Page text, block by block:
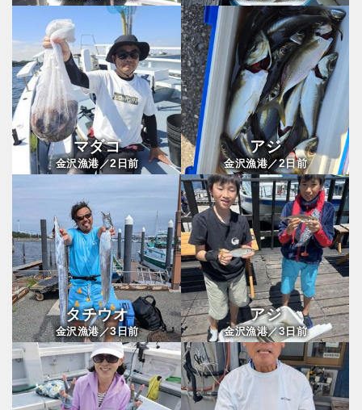
マダコ
金沢漁港／2日前
アジ
金沢漁港／2日前
タチウオ
金沢漁港／3日前
アジ
金沢漁港／3日前